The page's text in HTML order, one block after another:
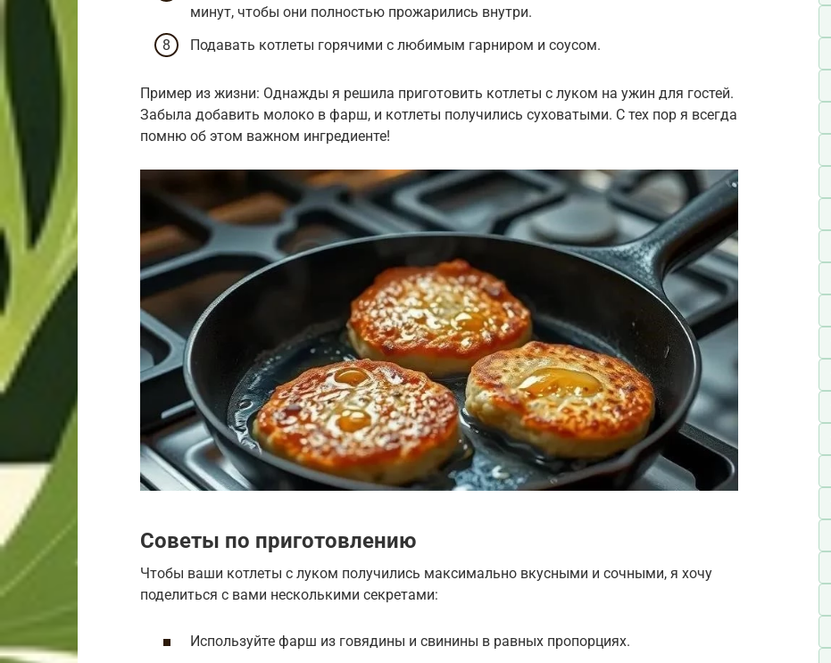
минут, чтобы они полностью прожарились внутри.
Подавать котлеты горячими с любимым гарниром и соусом.
Пример из жизни: Однажды я решила приготовить котлеты с луком на ужин для гостей.
Забыла добавить молоко в фарш, и котлеты получились суховатыми. С тех пор я всегда
помню об этом важном ингредиенте!
Советы по приготовлению
Чтобы ваши котлеты с луком получились максимально вкусными и сочными, я хочу
поделиться с вами несколькими секретами:
Используйте фарш из говядины и свинины в равных пропорциях.